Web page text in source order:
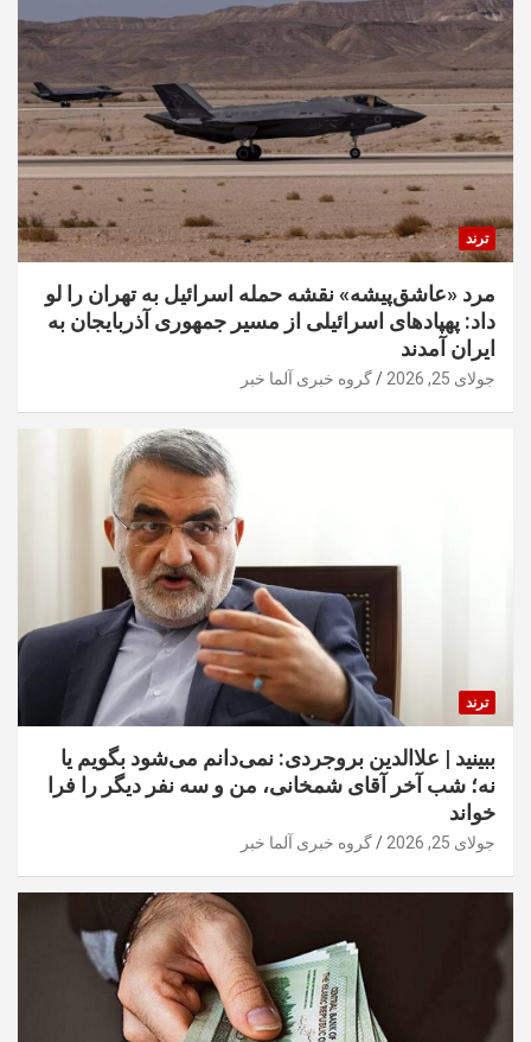
ترند
مرد «عاشق‌پیشه» نقشه حمله اسرائیل به تهران را لو
داد: پهپادهای اسرائیلی از مسیر جمهوری آذربایجان به
ایران آمدند
جولای 25, 2026 گروه خبری آلما خبر
ترند
ببینید | علاالدین بروجردی: نمی‌دانم می‌شود بگویم یا
نه؛ شب آخر آقای شمخانی، من و سه نفر دیگر را فرا
خواند
جولای 25, 2026 گروه خبری آلما خبر